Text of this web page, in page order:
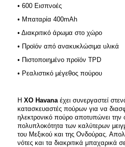
• 600 Εισπνοές
• Μπαταρία 400mAh
• Διακριτικό άρωμα στο χώρο
• Προϊόν από ανακυκλώσιμα υλικά
• Πιστοποιημένο προϊόν TPD
• Ρεαλιστικό μέγεθος πούρου
Η ΧΟ Ηavanaέχει συνεργαστεί
κατασκευαστές πούρων για να
ηλεκτρονικό πούρο αποτυπώνει την
πολυπλοκότητα των καλύτερων
του Μεξικού και της Ονδούρας.
νότες και τα διακριτικά μπαχαρικά